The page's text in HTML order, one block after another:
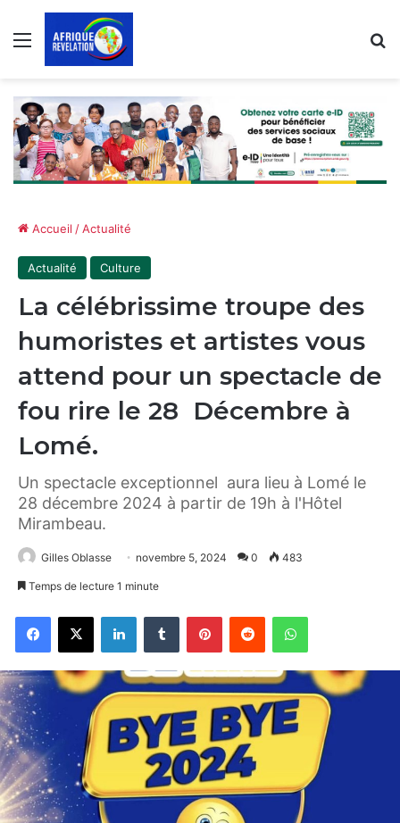
Menu
Accueil /Actualité
Actualité Culture
La célébrissime troupe des
humoristes et artistes vous
attend pour un spectacle de
fou rire le 28 Décembre à
Lomé.
Un spectacle exceptionnel aura lieu à Lomé le
28 décembre 2024 à partir de 19h à l'Hôtel
Mirambeau.
Gilles Oblasse novembre 5, 2024 0 483
Temps de lecture 1 minute
Facebook
X LinkedinTumblr PinterestReddit WhatsApp